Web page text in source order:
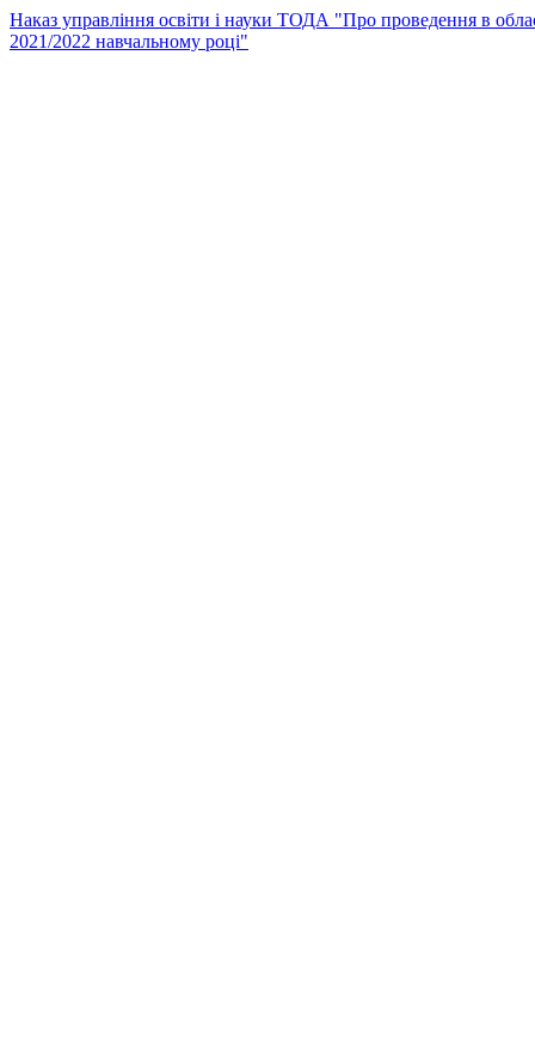
Наказ управління освіти і науки ТОДА "Про проведення в
2021/2022 навчальному році"